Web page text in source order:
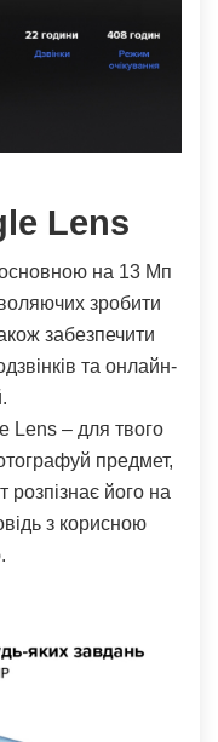
Lens
на 13 Мп
зробити
забезпечити
та онлайн-
Lens – для твого
предмет,
розпізнає його на
з корисною